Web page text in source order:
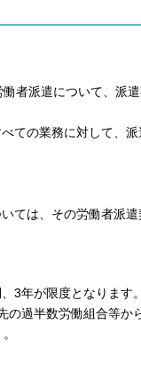
者派遣について、派
ての業務に対して、
ては、その労働者派遣
3年が限度となります。
の過半数労働組合等か